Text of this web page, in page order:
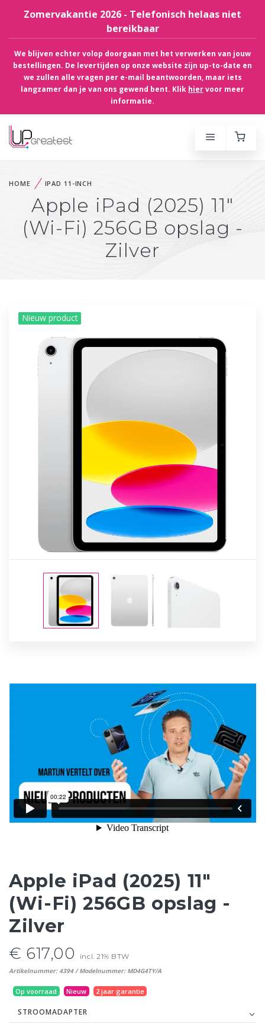
Zomervakantie 2026 - Telefonisch helaas niet
bereikbaar
We blijven echter volop doorgaan met het verwerken van jouw
bestellingen. De levertijden op onze website zijn up-to-date en
we zullen alle vragen per e-mail beantwoorden, maar iets
langzamer dan je van ons gewend bent. Klik hiervoor meer
informatie.
HOME IPAD 11-INCH
Apple iPad (2025) 11"
(Wi-Fi) 256GB opslag -
Zilver
Nieuw product
Apple iPad (2025) 11"
(Wi-Fi) 256GB opslag -
Zilver
€ 617,00 incl. 21% BTW
Artikelnummer: 4394 / Modelnummer: MD4G4TY/A
Op voorraad Nieuw 2 jaar garantie
STROOMADAPTER